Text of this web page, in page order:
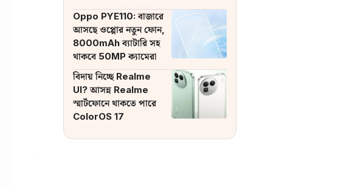
ব্যাটারি
Oppo PYE110: বাজারে
আসছে ওপ্পোর নতুন ফোন,
8000mAh ব্যাটারি সহ
থাকবে 50MP ক্যামেরা
বিদায় নিচ্ছে Realme
UI? আসন্ন Realme
স্মার্টফোনে থাকতে পারে
ColorOS 17